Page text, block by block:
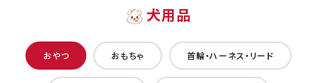
犬用品
おやつ おもちゃ 首輪・ハーネス・リード